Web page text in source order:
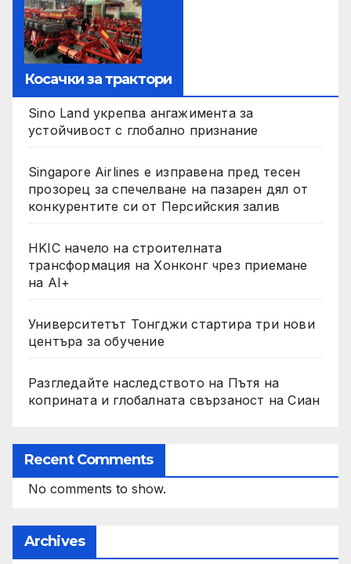
Косачки за трактори
Sino Land укрепва ангажимента за
устойчивост с глобално признание
Singapore Airlines е изправена пред тесен
прозорец за спечелване на пазарен дял от
конкурентите си от Персийския залив
HKIC начело на строителната
трансформация на Хонконг чрез приемане
на AI+
Университетът Тонгджи стартира три нови
центъра за обучение
Разгледайте наследството на Пътя на
коприната и глобалната свързаност на Сиан
Recent Comments
No comments to show.
Archives